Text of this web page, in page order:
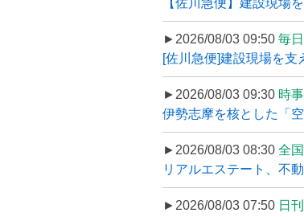
【佐川急便】建設現場
►2026/08/03 09:50 毎
[佐川急便]建設現場を支
►2026/08/03 09:30 時
伊勢志摩を核とした「
►2026/08/03 08:30 全
リアルエステート、不
►2026/08/03 07:50 日